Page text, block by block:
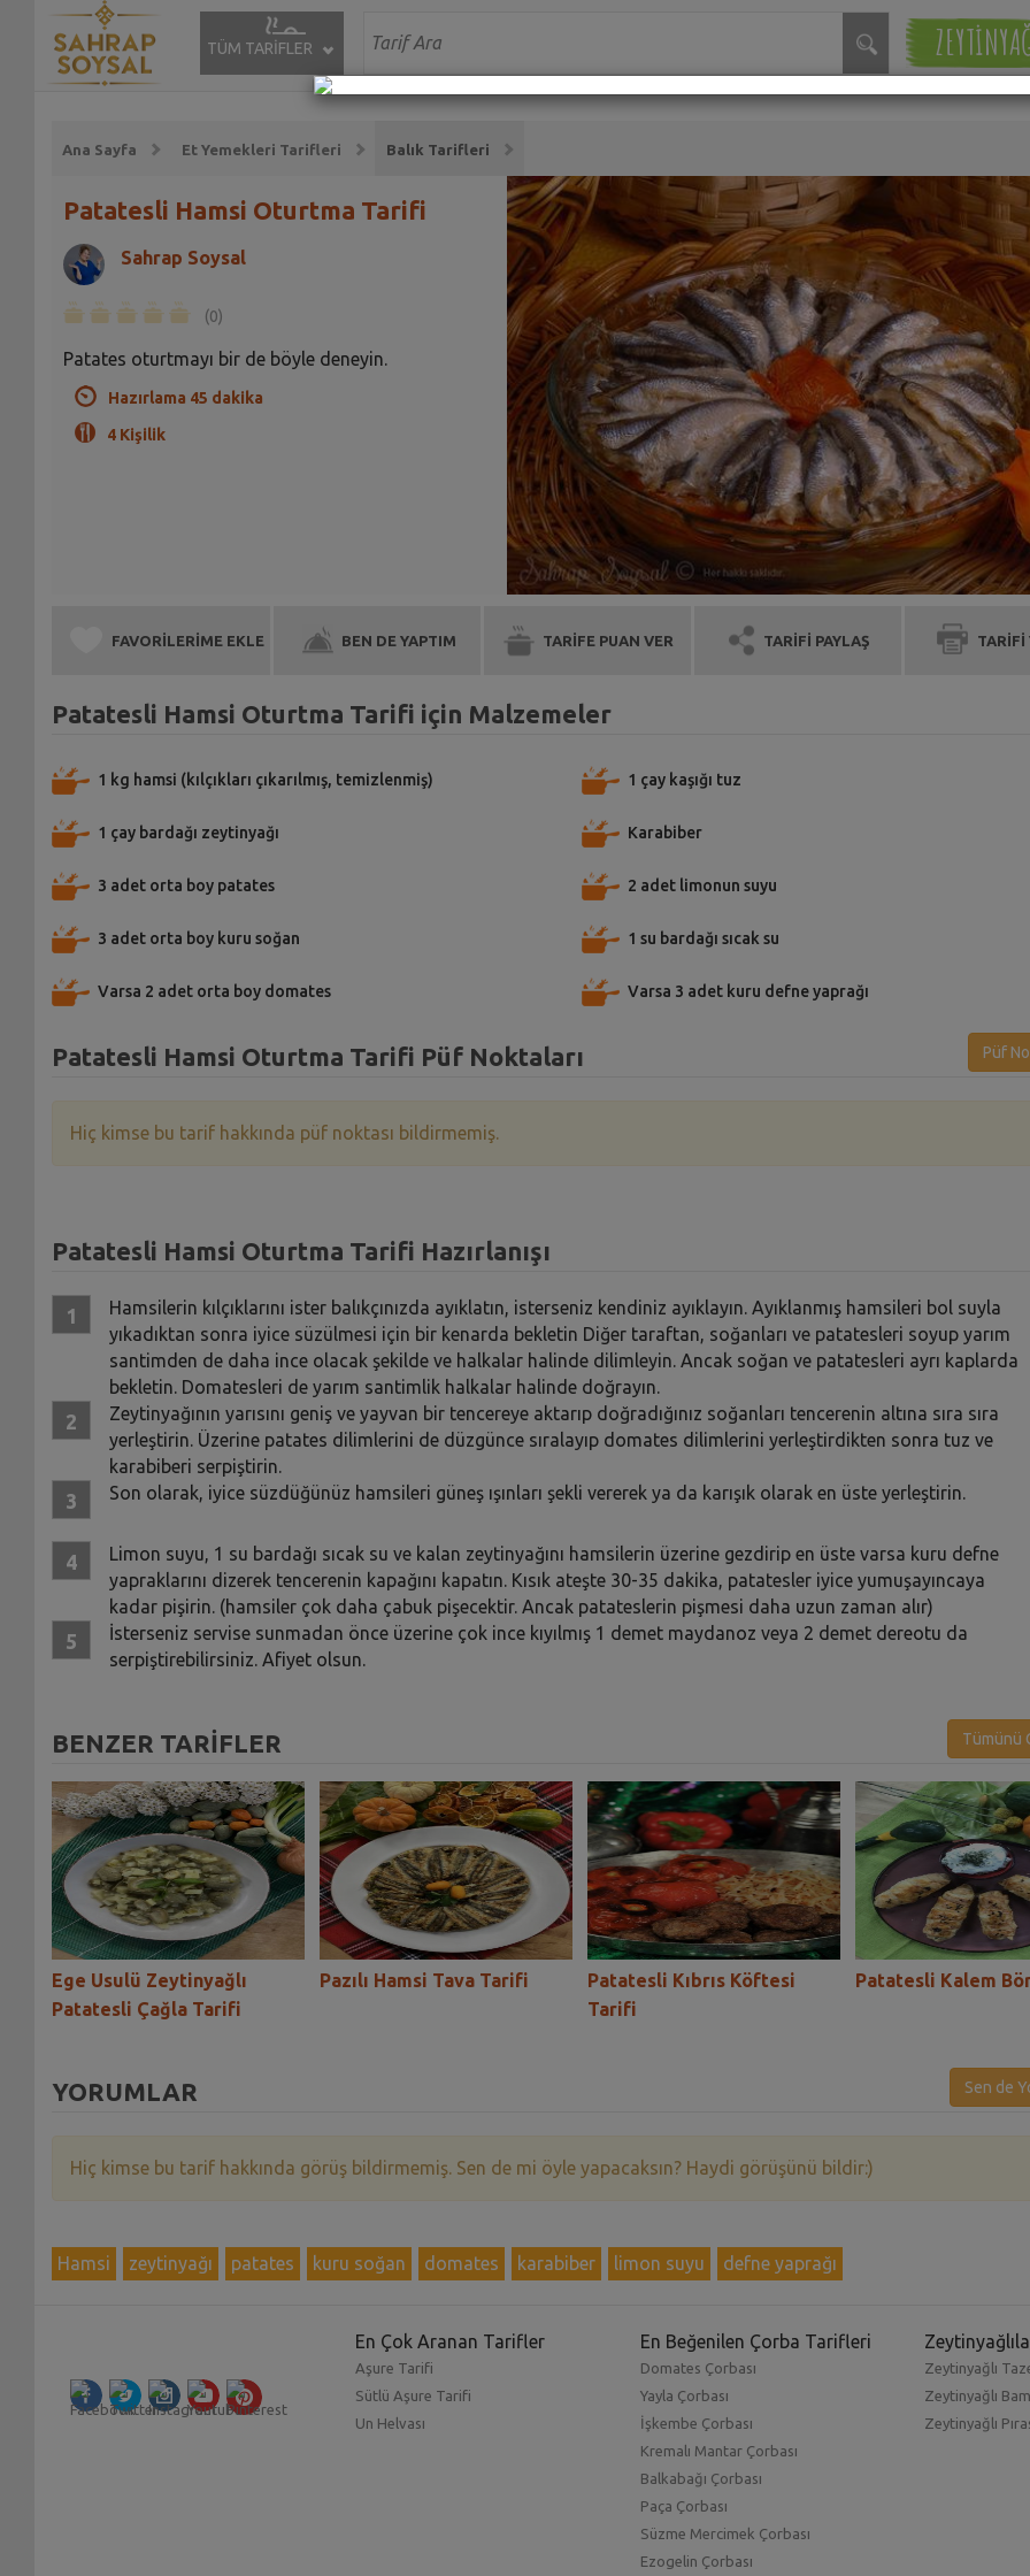
TÜM TARİFLER
Ana Sayfa Et Yemekleri Tarifleri Balık Tarifleri
Patatesli Hamsi Oturtma Tarifi
Sahrap Soysal
(0)
Patates oturtmayı bir de böyle deneyin.
Hazırlama 45 dakika
4 Kişilik
FAVORİLERİME EKLE BEN DE YAPTIM TARİFE PUAN VER TARİFİ PAYLAŞ TARİFİ
Patatesli Hamsi Oturtma Tarifi için Malzemeler
1 kg hamsi (kılçıkları çıkarılmış, temizlenmiş)
1 çay bardağı zeytinyağı
3 adet orta boy patates
3 adet orta boy kuru soğan
Varsa 2 adet orta boy domates
1 çay kaşığı tuz
Karabiber
2 adet limonun suyu
1 su bardağı sıcak su
Varsa 3 adet kuru defne yaprağı
Patatesli Hamsi Oturtma Tarifi Püf Noktaları Püf
Hiç kimse bu tarif hakkında püf noktası bildirmemiş.
Patatesli Hamsi Oturtma Tarifi Hazırlanışı
Hamsilerin kılçıklarını ister balıkçınızda ayıklatın, isterseniz kendiniz ayıklayın. Ayıklanmış hamsileri bol suyla
yıkadıktan sonra iyice süzülmesi için bir kenarda bekletin Diğer taraftan, soğanları ve patatesleri soyup yarım
santimden de daha ince olacak şekilde ve halkalar halinde dilimleyin. Ancak soğan ve patatesleri ayrı kaplarda
bekletin. Domatesleri de yarım santimlik halkalar halinde doğrayın.
Zeytinyağının yarısını geniş ve yayvan bir tencereye aktarıp doğradığınız soğanları tencerenin altına sıra sıra
yerleştirin. Üzerine patates dilimlerini de düzgünce sıralayıp domates dilimlerini yerleştirdikten sonra tuz ve
karabiberi serpiştirin.
Son olarak, iyice süzdüğünüz hamsileri güneş ışınları şekli vererek ya da karışık olarak en üste yerleştirin.
Limon suyu, 1 su bardağı sıcak su ve kalan zeytinyağını hamsilerin üzerine gezdirip en üste varsa kuru defne
yapraklarını dizerek tencerenin kapağını kapatın. Kısık ateşte 30-35 dakika, patatesler iyice yumuşayıncaya
kadar pişirin. (hamsiler çok daha çabuk pişecektir. Ancak patateslerin pişmesi daha uzun zaman alır)
İsterseniz servise sunmadan önce üzerine çok ince kıyılmış 1 demet maydanoz veya 2 demet dereotu da
serpiştirebilirsiniz. Afiyet olsun.
BENZER TARİFLER Tümünü
Ege Usulü Zeytinyağlı
Patatesli Çağla Tarifi
Pazılı Hamsi Tava Tarifi
Patatesli Kıbrıs Köftesi
Tarifi
Patatesli Kalem
YORUMLAR Sen de
Hiç kimse bu tarif hakkında görüş bildirmemiş. Sen de mi öyle yapacaksın? Haydi görüşünü bildir:)
Hamsi zeytinyağı patates kuru soğan domates karabiber limon suyu defne yaprağı
En Çok Aranan Tarifler
Aşure Tarifi
Sütlü Aşure Tarifi
Un Helvası
En Beğenilen Çorba Tarifleri
Domates Çorbası
Yayla Çorbası
İşkembe Çorbası
Kremalı Mantar Çorbası
Balkabağı Çorbası
Paça Çorbası
Süzme Mercimek Çorbası
Ezogelin Çorbası
Zeytinyağlı
Zeytinyağlı
Zeytinyağlı